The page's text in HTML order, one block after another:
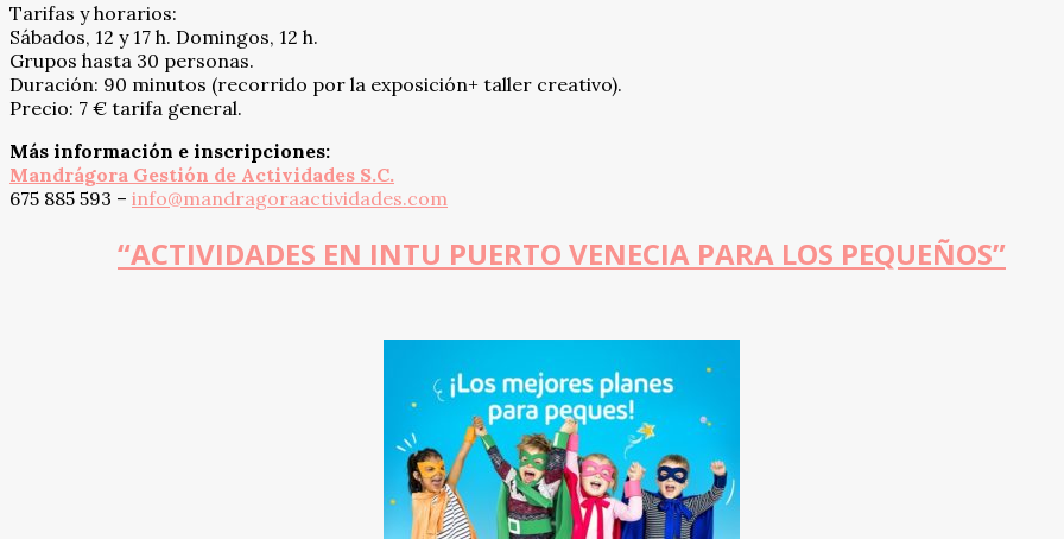
Tarifas y horarios:
Sábados, 12 y 17 h. Domingos, 12 h.
Grupos hasta 30 personas.
Duración: 90 minutos (recorrido por la exposición+ taller creativo).
Precio: 7 € tarifa general.
Más información e inscripciones:
Mandrágora Gestión de Actividades S.C.
675 885 593 – info@mandragoraactividades.com
“ACTIVIDADES EN INTU PUERTO VENECIA PARA LOS PEQUEÑOS”